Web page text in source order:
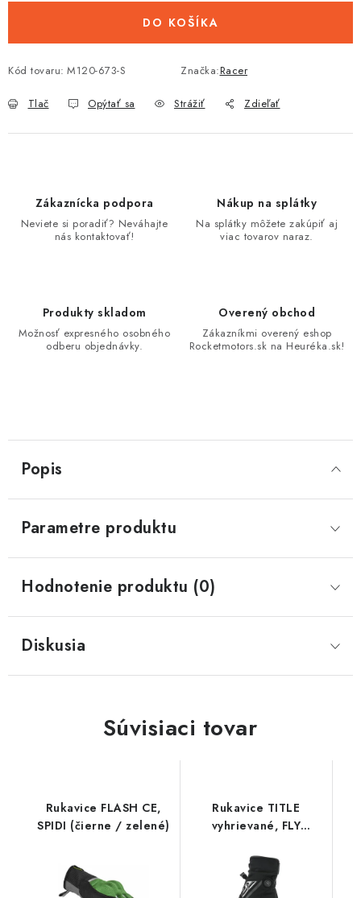
DO KOŠÍKA
Kód tovaru: M120-673-S Značka:Racer
Tlač Opýtať sa Strážiť Zdieľať
Zákaznícka podpora
Neviete si poradiť? Neváhajte
nás kontaktovať!
Nákup na splátky
Na splátky môžete zakúpiť aj
viac tovarov naraz.
Produkty skladom
Možnosť expresného osobného
odberu objednávky.
Overený obchod
Zákazníkmi overený eshop
Rocketmotors.sk na Heuréka.sk!
Popis
Parametre produktu
Hodnotenie produktu (0)
Diskusia
Súvisiaci tovar
Rukavice FLASH CE,
SPIDI (čierne / zelené)
Rukavice TITLE
vyhrievané, FLY